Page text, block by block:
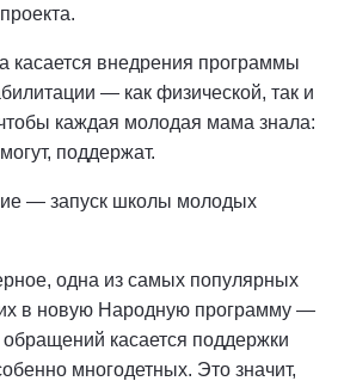
касается внедрения программы
— как физической, так и
каждая молодая мама знала:
поддержат.
— запуск школы молодых
одна из самых популярных
в новую Народную программу —
касается поддержки
многодетных. Это значит,